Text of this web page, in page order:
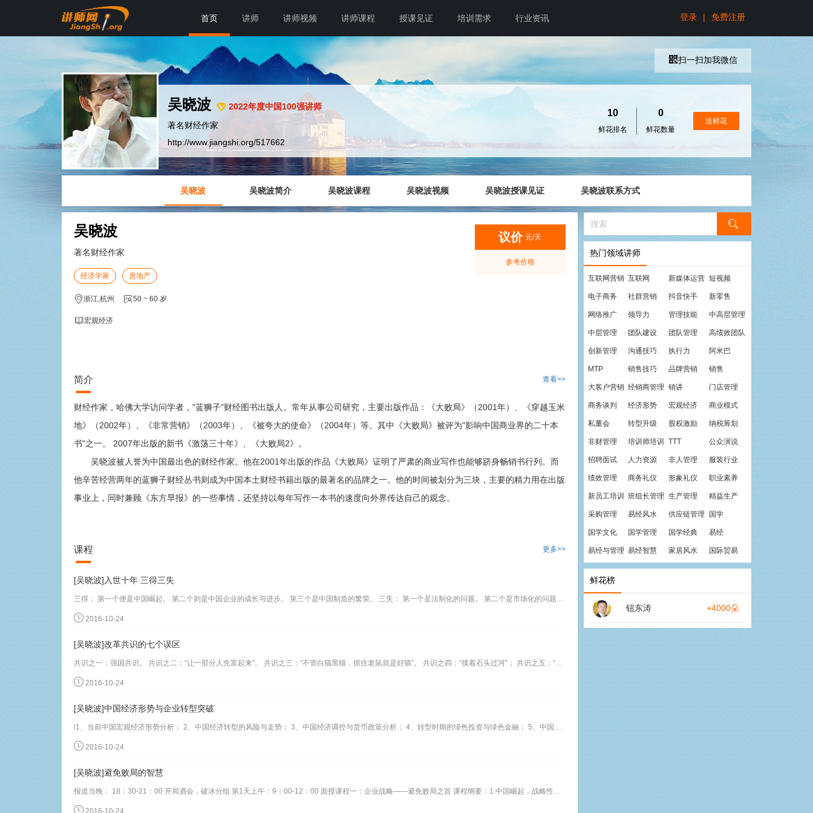
首页 讲师 讲师视频 讲师课程 授课见证 培训需求 行业资讯 登录 | 免费注册
吴晓波
2022年度中国100强讲师
著名财经作家
http://www.jiangshi.org/517662
10
鲜花排名
0
鲜花数量
送鲜花
扫一扫加我微信
吴晓波 吴晓波简介 吴晓波课程 吴晓波视频 吴晓波授课见证 吴晓波联系方式
吴晓波
著名财经作家
经济学家 房地产
浙江,杭州 50 ~ 60 岁
宏观经济
议价 元/天
参考价格
简介 查看>>
财经作家，哈佛大学访问学者，"蓝狮子"财经图书出版人。常年从事公司研究，主要出版作品：《大败局》（2001年）、《穿越玉米
地》（2002年）、《非常营销》（2003年）、《被夸大的使命》（2004年）等。其中《大败局》被评为"影响中国商业界的二十本
书"之一。 2007年出版的新书《激荡三十年》、《大败局2》。
吴晓波被人誉为中国最出色的财经作家。他在2001年出版的作品《大败局》证明了严肃的商业写作也能够跻身畅销书行列。而
他辛苦经营两年的蓝狮子财经丛书则成为中国本土财经书籍出版的最著名的品牌之一。他的时间被划分为三块，主要的精力用在出版
事业上，同时兼顾《东方早报》的一些事情，还坚持以每年写作一本书的速度向外界传达自己的观念。
课程 更多>>
[吴晓波]入世十年 三得三失
三得： 第一个便是中国崛起。 第二个则是中国企业的成长与进步。 第三个是中国制造的繁荣。 三失： 第一个是法制化的问题。 第二个是市场化的问题。 第三个是经济增长方式的问题。
2016-10-24
[吴晓波]改革共识的七个误区
共识之一：强国共识。 共识之二：“让一部分人先富起来”。 共识之三：“不管白猫黑猫，抓住老鼠就是好猫”。 共识之四：“摸着石头过河”； 共识之五：“发展是硬道理”； 共识之六：沿海优先发展战略； 共识之七：国有资本必须在国民经济的支柱性产业中占主导地位。
2016-10-24
[吴晓波]中国经济形势与企业转型突破
l1、当前中国宏观经济形势分析； 2、中国经济转型的风险与走势； 3、中国经济调控与货币政策分析； 4、转型时期的绿色投资与绿色金融； 5、中国金融改革的现状与挑战； 6、未来中国金融改革的节奏与趋势；
2016-10-24
[吴晓波]避免败局的智慧
报道当晚： 18：30-21：00 开局酒会，破冰分组 第1天上午：9：00-12：00 面授课程一：企业战略——避免败局之首 课程纲要：1.中国崛起，战略性机遇与陷阱2.激进主义战略在中国的得失3.经济危机，产业周期与战略安排4.专业的核心能力与相关多元化5.战略与中国企业家素质模型面 授课程二：品牌营销——避免败局之要课程纲要：1.品牌的打造与长期维护2.品牌的明星化及陷阱3.营销网络与经销
热门领域讲师
互联网营销 互联网 新媒体运营 短视频
电子商务 社群营销 抖音快手 新零售
网络推广 领导力 管理技能 中高层管理
中层管理 团队建设 团队管理 高绩效团队
创新管理 沟通技巧 执行力 阿米巴
MTP 销售技巧 品牌营销 销售
大客户营销 经销商管理 销讲 门店管理
商务谈判 经济形势 宏观经济 商业模式
私董会 转型升级 股权激励 纳税筹划
非财管理 培训师培训 TTT 公众演说
招聘面试 人力资源 非人管理 服装行业
绩效管理 商务礼仪 形象礼仪 职业素养
新员工培训 班组长管理 生产管理 精益生产
采购管理 易经风水 供应链管理 国学
国学文化 国学管理 国学经典 易经
易经与管理 易经智慧 家居风水 国际贸易
鲜花榜
钮东涛 +4000朵